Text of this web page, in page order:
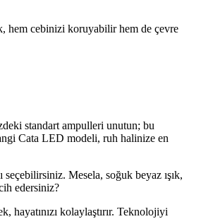
hem cebinizi koruyabilir hem de çevre
standart ampulleri unutun; bu
Cata LED modeli, ruh halinize en
Mesela, soğuk beyaz ışık,
edersiniz?
kolaylaştırır. Teknolojiyi